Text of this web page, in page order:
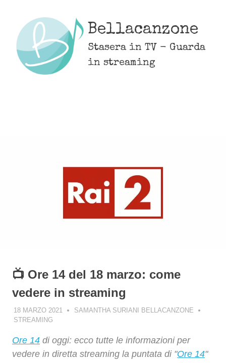
content
Bellacanzone
Stasera in TV - Guarda
in streaming
📺 Ore 14 del 18 marzo: come
vedere in streaming
18 MARZO 2021
SAMANTHA SURIANI BELLACANZONE
STREAMING
Ore 14 di oggi: ecco tutte le informazioni per
vedere in diretta streaming la puntata di "Ore 14"